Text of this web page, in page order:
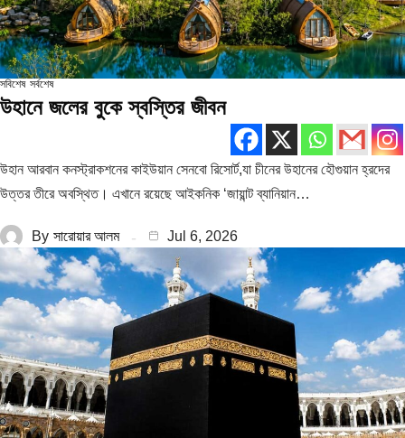
সবিশেষ সর্বশেষ
উহানে জলের বুকে স্বস্তির জীবন
উহান আরবান কনস্ট্রাকশনের কাইউয়ান সেনবো রিসোর্ট,যা চীনের উহানের হৌগুয়ান হ্রদের
উত্তর তীরে অবস্থিত। এখানে রয়েছে আইকনিক ‘জায়ান্ট ব্যানিয়ান…
By সারোয়ার আলম Jul 6, 2026